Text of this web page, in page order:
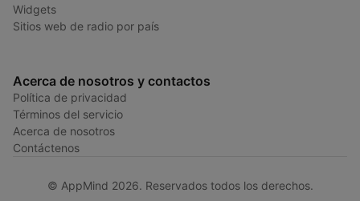
Widgets
Sitios web de radio por país
Acerca de nosotros y contactos
Política de privacidad
Términos del servicio
Acerca de nosotros
Contáctenos
© AppMind 2026. Reservados todos los derechos.